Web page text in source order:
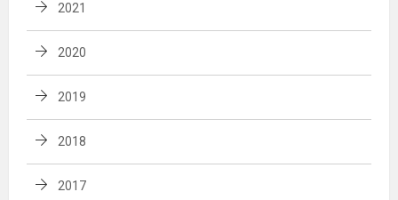
2021
2020
2019
2018
2017